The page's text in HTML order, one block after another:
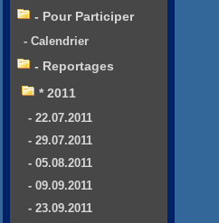
- Pour Participer
- Calendrier
- Reportages
* 2011
- 22.07.2011
- 29.07.2011
- 05.08.2011
- 09.09.2011
- 23.09.2011